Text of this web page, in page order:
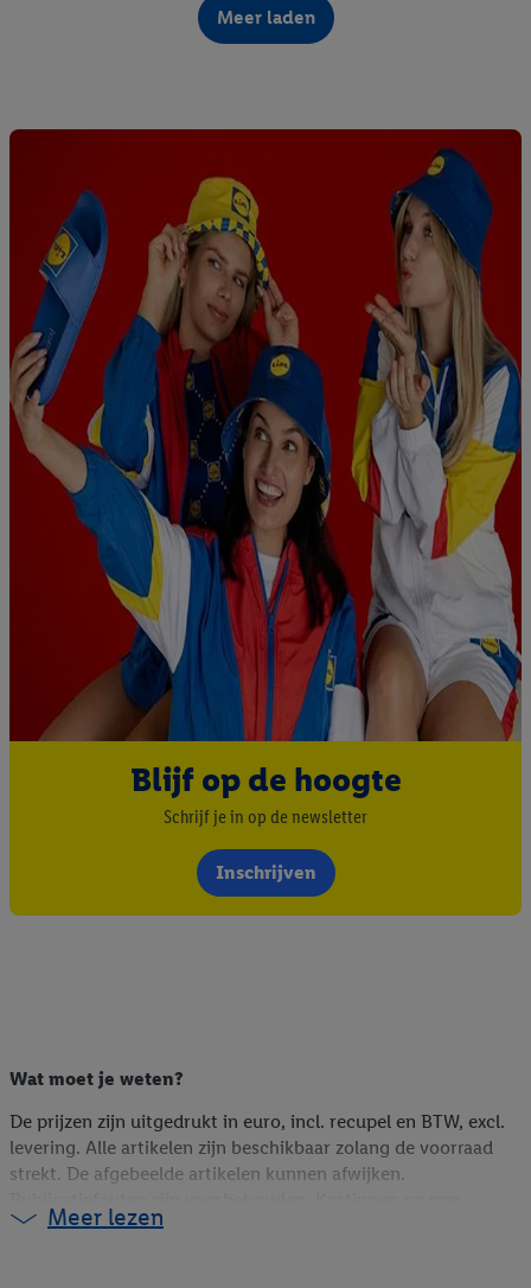
Meer laden
Blijf op de hoogte
Schrijf je in op de newsletter
Inschrijven
Wat moet je weten?
De prijzen zijn uitgedrukt in euro, incl. recupel en BTW, excl.
levering. Alle artikelen zijn beschikbaar zolang de voorraad
strekt. De afgebeelde artikelen kunnen afwijken.
foodartikelen zijn berekend op de webshopprijs (indien online
Meer lezen